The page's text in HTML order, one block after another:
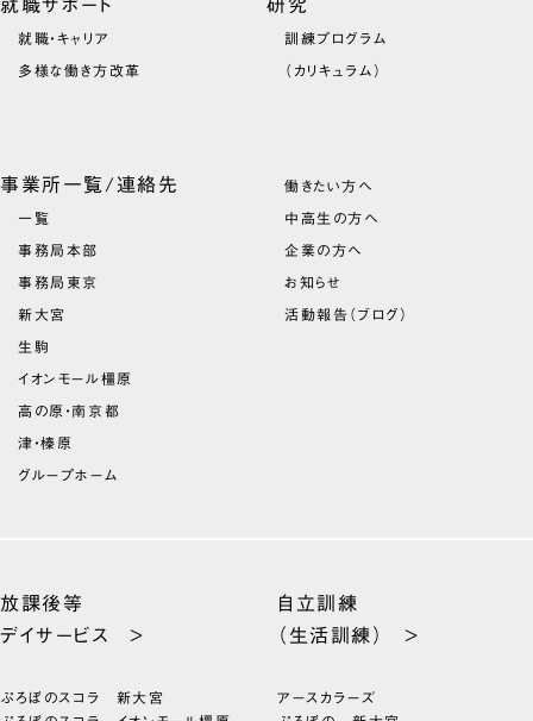
就職サポート
就職・キャリア
多様な働き方改革
研究
訓練プログラム
（カリキュラム）
事業所一覧/連絡先
一覧
事務局本部
事務局東京
新大宮
生駒
イオンモール橿原
高の原・南京都
津・榛原
グループホーム
働きたい方へ
中高生の方へ
企業の方へ
お知らせ
活動報告（ブログ）
放課後等
デイサービス >
ぷろぼのスコラ 新大宮
自立訓練
（生活訓練） >
アースカラーズ